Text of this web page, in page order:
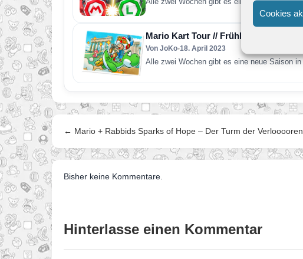
Cookies
Mario Kart Tour // Frühlingstour
Von JoKo•18. April 2023
Alle zwei Wochen gibt es eine neue Saison
← Mario + Rabbids Sparks of Hope – Der Turm der
Bisher keine Kommentare.
Hinterlasse einen Kommentar